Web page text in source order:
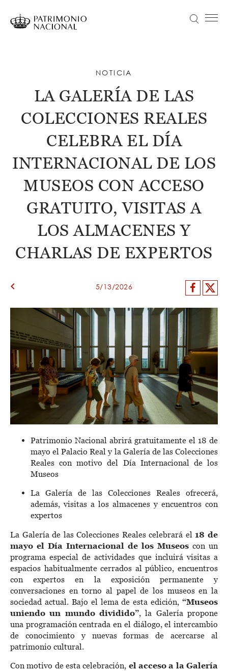
contenido
COLECCIONES
APRENDE
NOSOTROS
TRANSPARENCIA
ENTRADAS
Buscar
NOTICIA
LA GALERÍA DE LAS
COLECCIONES REALES
CELEBRA EL DÍA
INTERNACIONAL DE LOS
MUSEOS CON ACCESO
GRATUITO, VISITAS A
LOS ALMACENES Y
CHARLAS DE EXPERTOS
keyboard_arrow_left 5/13/2026
Patrimonio Nacional abrirá gratuitamente el 18 de
mayo el Palacio Real y la Galería de las Colecciones
Reales con motivo del Día Internacional de los
Museos
La Galería de las Colecciones Reales ofrecerá,
además, visitas a los almacenes y encuentros con
expertos
La Galería de las Colecciones Reales celebrará el 18 de
mayo el Día Internacional de los Museos con un
programa especial de actividades que incluirá visitas a
espacios habitualmente cerrados al público, encuentros
con expertos en la exposición permanente y
conversaciones en torno al papel de los museos en la
sociedad actual. Bajo el lema de esta edición, “Museos
uniendo un mundo dividido”, la Galería propone
una programación centrada en el diálogo, el intercambio
de conocimiento y nuevas formas de acercarse al
patrimonio cultural.
Con motivo de esta celebración, el acceso a la Galería